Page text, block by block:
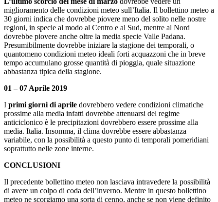
miglioramento delle condizioni meteo sull’Italia. Il bollettino meteo a
30 giorni indica che dovrebbe piovere meno del solito nelle nostre
regioni, in specie al modo al Centro e al Sud, mentre al Nord
dovrebbe piovere anche oltre la media specie Valle Padana.
Presumibilmente dovrebbe iniziare la stagione dei temporali, o
quantomeno condizioni meteo ideali forti acquazzoni che in breve
tempo accumulano grosse quantità di pioggia, quale situazione
abbastanza tipica della stagione.
01 – 07 Aprile 2019
I primi giorni di aprile dovrebbero vedere condizioni climatiche
prossime alla media infatti dovrebbe attenuarsi del regime
anticiclonico è le precipitazioni dovrebbero essere prossime alla
media. Italia. Insomma, il clima dovrebbe essere abbastanza
variabile, con la possibilità a questo punto di temporali pomeridiani
soprattutto nelle zone interne.
CONCLUSIONI
Il precedente bollettino meteo non lasciava intravedere la possibilità
di avere un colpo di coda dell’inverno. Mentre in questo bollettino
meteo ne scorgiamo una sorta di cenno, anche se non viene definito